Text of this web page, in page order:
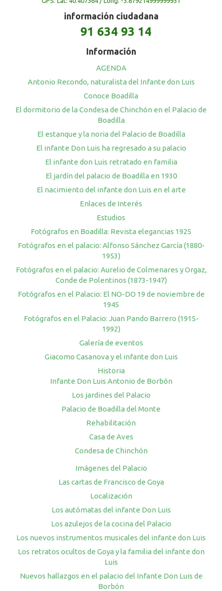
información ciudadana
91 634 93 14
Información
AGENDA
Antonio Recondo, naturalista del Infante don Luis
Conoce Boadilla
El dormitorio de la Condesa de Chinchón en el Palacio de
Boadilla
El estanque y la noria del Palacio de Boadilla
El infante Don Luis ha regresado a su palacio
El infante don Luis retratado en familia
El jardín del palacio de Boadilla en 1930
El nacimiento del infante don Luis en el arte
Enlaces de Interés
Estudios
Fotógrafos en Boadilla: Revista elegancias 1925
Fotógrafos en el palacio: Alfonso Sánchez García (1880-
1953)
Fotógrafos en el palacio: Aurelio de Colmenares y Orgaz,
Conde de Polentinos (1873-1947)
Fotógrafos en el Palacio: El NO-DO 19 de noviembre de
1945
Fotógrafos en el Palacio: Juan Pando Barrero (1915-
1992)
Galería de eventos
Giacomo Casanova y el infante don Luis
Historia
Infante Don Luis Antonio de Borbón
Los jardines del Palacio
Palacio de Boadilla del Monte
Rehabilitación
Casa de Aves
Condesa de Chinchón
Imágenes del Palacio
Las cartas de Francisco de Goya
Localización
Los autómatas del infante Don Luis
Los azulejos de la cocina del Palacio
Los nuevos instrumentos musicales del infante don Luis
Los retratos ocultos de Goya y la familia del infante don
Luis
Nuevos hallazgos en el palacio del Infante Don Luis de
Borbón